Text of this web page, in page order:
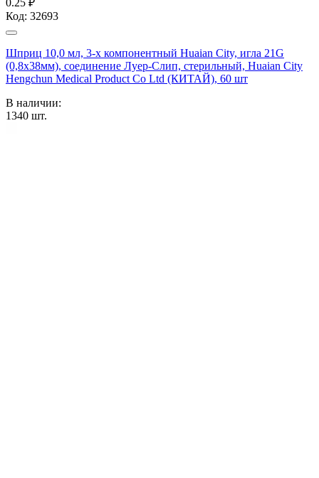
Код: 32693
Шприц 10,0 мл, 3-х компонентный Huaian City, игла 21G
(0,8х38мм), соединение Луер-Слип, стерильный, Huaian City
Hengchun Medical Product Co Ltd (КИТАЙ), 60 шт
В наличии:
1340 шт.